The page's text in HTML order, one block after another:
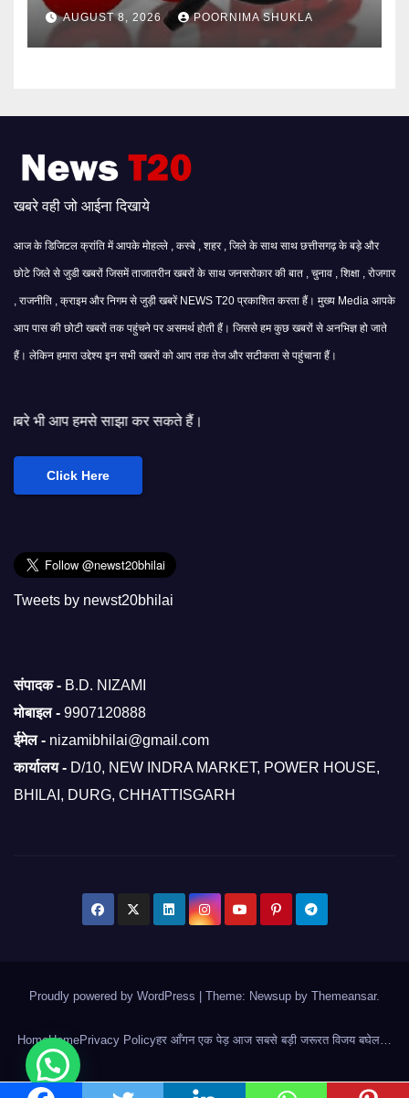
AUGUST 8, 2026 POORNIMA SHUKLA
खबरे वही जो आईना दिखाये
आज के डिजिटल क्रांति में आपके मोहल्ले , कस्बे , शहर , जिले के साथ साथ छत्तीसगढ़ के बड़े और
छोटे जिले से जुडी खबरों जिसमें ताजातरीन खबरों के साथ जनसरोकार की बात , चुनाव , शिक्षा , रोजगार
, राजनीति , क्राइम और निगम से जुड़ी खबरें NEWS T20 प्रकाशित करता हैं। मुख्य Media आपके
आप पास की छोटी खबरों तक पहुंचने पर असमर्थ होती हैं। जिससे हम कुछ खबरों से अनभिज्ञ हो जाते
हैं। लेकिन हमारा उद्देश्य इन सभी खबरों को आप तक तेज और सटीकता से पहुंचाना हैं।
कर सकते हैं।
Click Here
Tweets by newst20bhilai
संपादक - B.D. NIZAMI
मोबाइल - 9907120888
ईमेल - nizamibhilai@gmail.com
कार्यालय - D/10, NEW INDRA MARKET, POWER HOUSE,
BHILAI, DURG, CHHATTISGARH
Proudly powered by WordPress Theme: Newsup by Themeansar.
HomeHomePrivacy Policyहर आँगन एक पेड़ आज सबसे बड़ी जरूरत विजय बघेल…